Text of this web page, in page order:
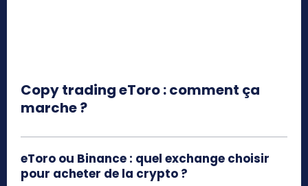
Copy trading eToro : comment ça
marche ?
eToro ou Binance : quel exchange choisir
pour acheter de la crypto ?